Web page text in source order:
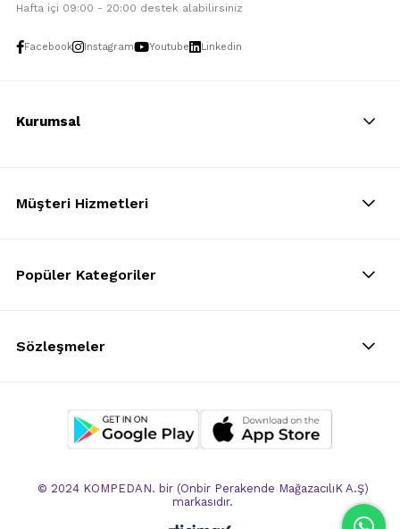
Hafta içi 09:00 - 20:00 destek alabilirsiniz
Facebook Instagram Youtube Linkedin
Kurumsal
Müşteri Hizmetleri
Popüler Kategoriler
Sözleşmeler
© 2024 KOMPEDAN. bir (Onbir Perakende MağazacılıK A.Ş)
markasıdır.